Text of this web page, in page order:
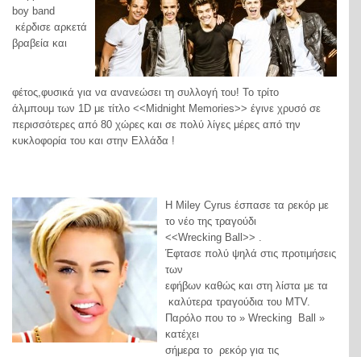
boy band
κέρδισε αρκετά
βραβεία και
φέτος,φυσικά για να ανανεώσει τη συλλογή του! Το τρίτο
άλμπουμ των 1D με τίτλο <<Midnight Memories>> έγινε χρυσό σε
περισσότερες από 80 χώρες και σε πολύ λίγες μέρες από την
κυκλοφορία του και στην Ελλάδα !
Η Miley Cyrus έσπασε τα ρεκόρ με
το νέο της τραγούδι
<<Wrecking Ball>> .
Έφτασε πολύ ψηλά στις προτιμήσεις
των
εφήβων καθώς και στη λίστα με τα
καλύτερα τραγούδια του MTV.
Παρόλο που το » Wrecking Ball »
κατέχει
σήμερα το ρεκόρ για τις